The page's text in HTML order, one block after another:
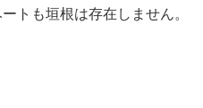
トも垣根は存在しません。